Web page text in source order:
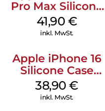
Pro Max Silicone
Case MagSafe
Ultramarine
41,90 €
inkl. MwSt.
Apple iPhone 16
Silicone Case
MagSafe
Ultramarine
38,90€
inkl. MwSt.